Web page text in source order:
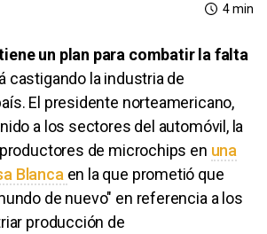
4 min
un plan para combatir la falta
castigando la industria de
El presidente norteamericano,
a los sectores del automóvil, la
de microchips en una
Blanca en la que prometió que
de nuevo" en referencia a los
producción de